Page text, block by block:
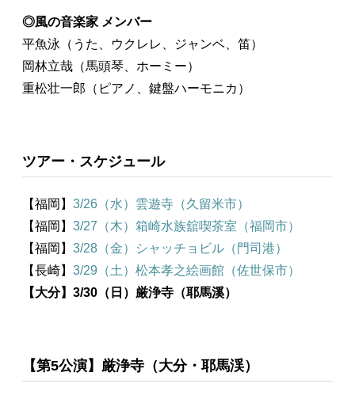
◎風の音楽家 メンバー
平魚泳（うた、ウクレレ、ジャンベ、笛）
岡林立哉（馬頭琴、ホーミー）
重松壮一郎（ピアノ、鍵盤ハーモニカ）
ツアー・スケジュール
【福岡】 3/26（水）雲遊寺（久留米市）
【福岡】 3/27（木）箱崎水族舘喫茶室（福岡市）
【福岡】 3/28（金）シャッチョビル（門司港）
【長崎】 3/29（土）松本孝之絵画館（佐世保市）
【大分】3/30（日）厳浄寺（耶馬溪）
【第5公演】厳浄寺（大分・耶馬渓）